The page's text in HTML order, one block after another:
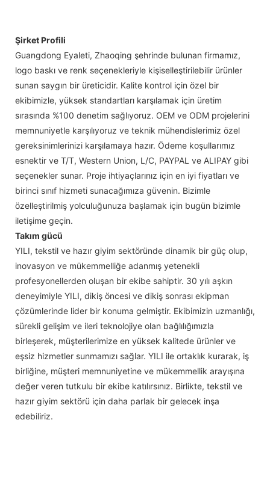
Şirket Profili
Guangdong Eyaleti, Zhaoqing şehrinde bulunan firmamız,
logo baskı ve renk seçenekleriyle kişiselleştirilebilir ürünler
sunan saygın bir üreticidir. Kalite kontrol için özel bir
ekibimizle, yüksek standartları karşılamak için üretim
sırasında %100 denetim sağlıyoruz. OEM ve ODM projelerini
memnuniyetle karşılıyoruz ve teknik mühendislerimiz özel
gereksinimlerinizi karşılamaya hazır. Ödeme koşullarımız
esnektir ve T/T, Western Union, L/C, PAYPAL ve ALIPAY gibi
seçenekler sunar. Proje ihtiyaçlarınız için en iyi fiyatları ve
birinci sınıf hizmeti sunacağımıza güvenin. Bizimle
özelleştirilmiş yolculuğunuza başlamak için bugün bizimle
iletişime geçin.
Takım gücü
YILI, tekstil ve hazır giyim sektöründe dinamik bir güç olup,
inovasyon ve mükemmelliğe adanmış yetenekli
profesyonellerden oluşan bir ekibe sahiptir. 30 yılı aşkın
deneyimiyle YILI, dikiş öncesi ve dikiş sonrası ekipman
çözümlerinde lider bir konuma gelmiştir. Ekibimizin uzmanlığı,
sürekli gelişim ve ileri teknolojiye olan bağlılığımızla
birleşerek, müşterilerimize en yüksek kalitede ürünler ve
eşsiz hizmetler sunmamızı sağlar. YILI ile ortaklık kurarak, iş
birliğine, müşteri memnuniyetine ve mükemmellik arayışına
değer veren tutkulu bir ekibe katılırsınız. Birlikte, tekstil ve
hazır giyim sektörü için daha parlak bir gelecek inşa
edebiliriz.